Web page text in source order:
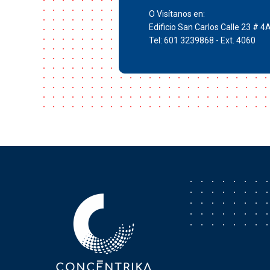
O Visítanos en:
Edificio San Carlos Calle 23 #
Tel: 601 3239868 - Ext. 4060